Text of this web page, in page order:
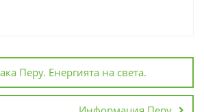
Перу. Енергията на света.